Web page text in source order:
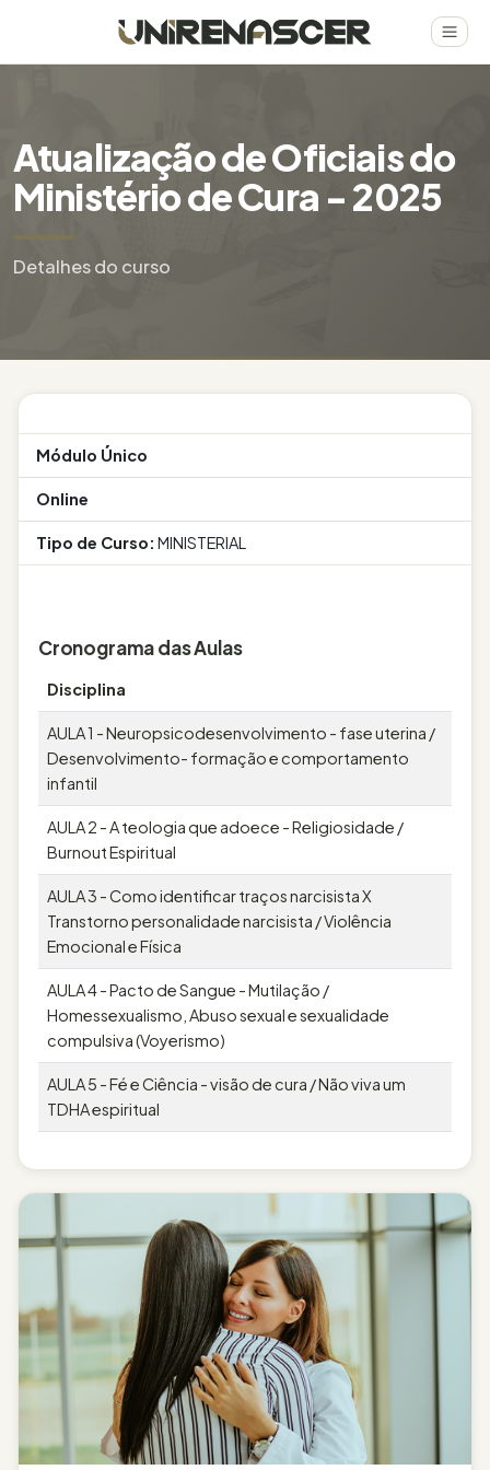
Atualização de Oficiais do
Ministério de Cura - 2025
Detalhes do curso
Módulo Único
Online
Tipo de Curso: MINISTERIAL
Cronograma das Aulas
Disciplina
AULA 1 - Neuropsicodesenvolvimento - fase uterina /
Desenvolvimento- formação e comportamento
infantil
AULA 2 - A teologia que adoece - Religiosidade /
Burnout Espiritual
AULA 3 - Como identificar traços narcisista X
Transtorno personalidade narcisista / Violência
Emocional e Física
AULA 4 - Pacto de Sangue - Mutilação /
Homessexualismo, Abuso sexual e sexualidade
compulsiva (Voyerismo)
AULA 5 - Fé e Ciência - visão de cura / Não viva um
TDHA espiritual